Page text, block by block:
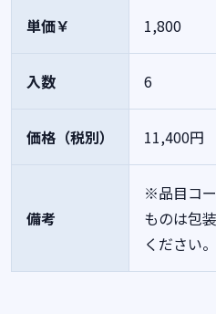
単価￥ 1,800
入数 6
価格（税別） 11,400円
備考
※品目コ
ものは包
ください。